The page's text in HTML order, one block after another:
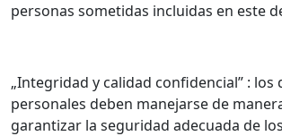
personas sometidas incluidas en este
„Integridad y calidad confidencial” : los
personales deben manejarse de
garantizar la seguridad adecuada de